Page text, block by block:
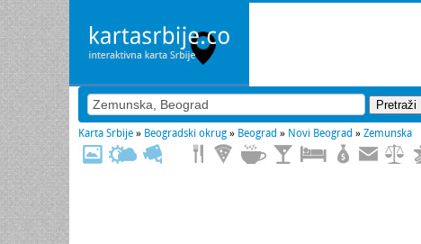
Karta Srbije » Beogradski okrug » Beograd » Novi Beograd » Zemunska